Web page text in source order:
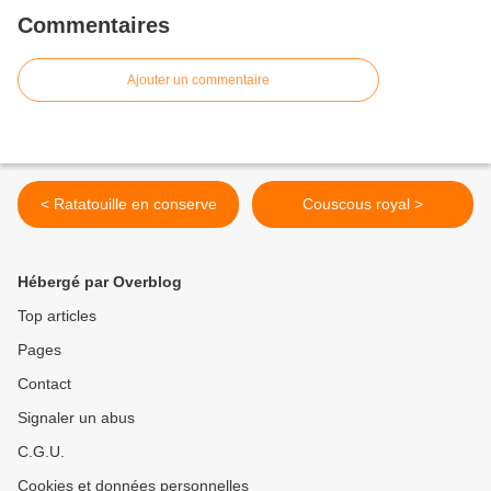
Commentaires
Ajouter un commentaire
< Ratatouille en conserve Couscous royal >
Hébergé par Overblog
Top articles
Pages
Contact
Signaler un abus
C.G.U.
Cookies et données personnelles